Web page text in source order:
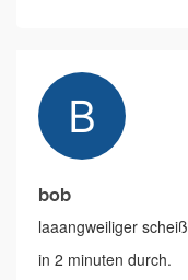
bob
laaangweiliger scheiß
in 2 minuten durch.